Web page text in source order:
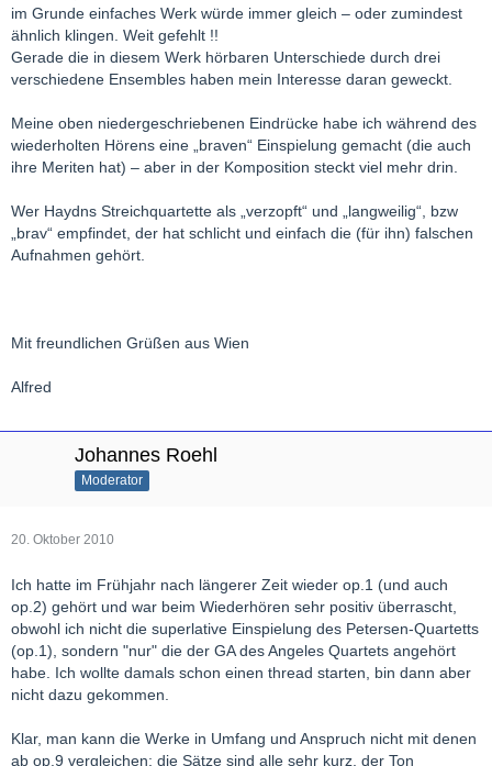
im Grunde einfaches Werk würde immer gleich – oder zumindest
ähnlich klingen. Weit gefehlt !!
Gerade die in diesem Werk hörbaren Unterschiede durch drei
verschiedene Ensembles haben mein Interesse daran geweckt.
Meine oben niedergeschriebenen Eindrücke habe ich während des
wiederholten Hörens eine „braven“ Einspielung gemacht (die auch
ihre Meriten hat) – aber in der Komposition steckt viel mehr drin.
Wer Haydns Streichquartette als „verzopft“ und „langweilig“, bzw
„brav“ empfindet, der hat schlicht und einfach die (für ihn) falschen
Aufnahmen gehört.
Mit freundlichen Grüßen aus Wien
Alfred
Johannes Roehl
Moderator
20. Oktober 2010
Ich hatte im Frühjahr nach längerer Zeit wieder op.1 (und auch
op.2) gehört und war beim Wiederhören sehr positiv überrascht,
obwohl ich nicht die superlative Einspielung des Petersen-Quartetts
(op.1), sondern "nur" die der GA des Angeles Quartets angehört
habe. Ich wollte damals schon einen thread starten, bin dann aber
nicht dazu gekommen.
Klar, man kann die Werke in Umfang und Anspruch nicht mit denen
ab op.9 vergleichen; die Sätze sind alle sehr kurz, der Ton